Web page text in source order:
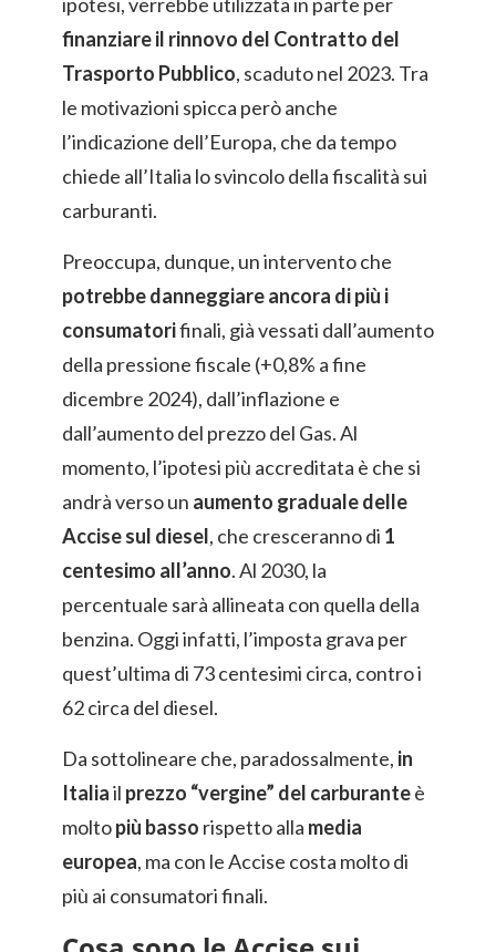
finanziare il rinnovo del Contratto del
Trasporto Pubblico, scaduto nel 2023. Tra
le motivazioni spicca però anche
l’indicazione dell’Europa, che da tempo
chiede all’Italia lo svincolo della fiscalità sui
carburanti.
Preoccupa, dunque, un intervento che
potrebbe danneggiare ancora di più i
consumatorifinali, già vessati dall’aumento
della pressione fiscale (+0,8% a fine
dicembre 2024), dall’inflazione e
dall’aumento del prezzo del Gas. Al
momento, l’ipotesi più accreditata è che si
andrà verso un aumento graduale delle
Accise sul diesel, che cresceranno di 1
centesimo all’anno. Al 2030, la
percentuale sarà allineata con quella della
benzina. Oggi infatti, l’imposta grava per
quest’ultima di 73 centesimi circa, contro i
62 circa del diesel.
Da sottolineare che, paradossalmente, in
Italiail prezzo “vergine” del carburanteè
moltopiù basso rispetto alla media
europea, ma con le Accise costa molto di
più ai consumatori finali.